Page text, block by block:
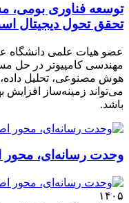
توسعه فناوری بومی،
تحقق تحول دیجیتال
عضو هیات علمی دانشگاه
مهندسی کامپیوتر در حل
هوش مصنوعی، تحلیل
می‌تواند زمینه‌ساز
باشد.
وحدت رسانه‌ای،
۱۴۰۵